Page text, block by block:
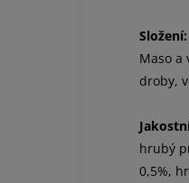
Složení:
Maso a
droby,
hrubý
0,5%,